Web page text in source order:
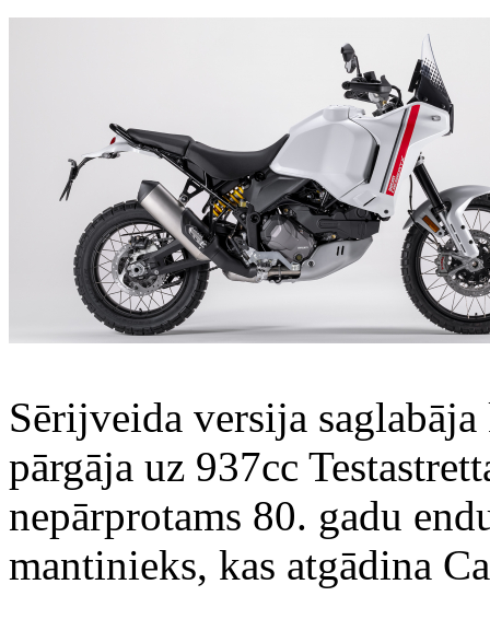
Sērijveida versija
pārgāja uz 937cc
nepārprotams 80. gadu
mantinieks, kas atgādina